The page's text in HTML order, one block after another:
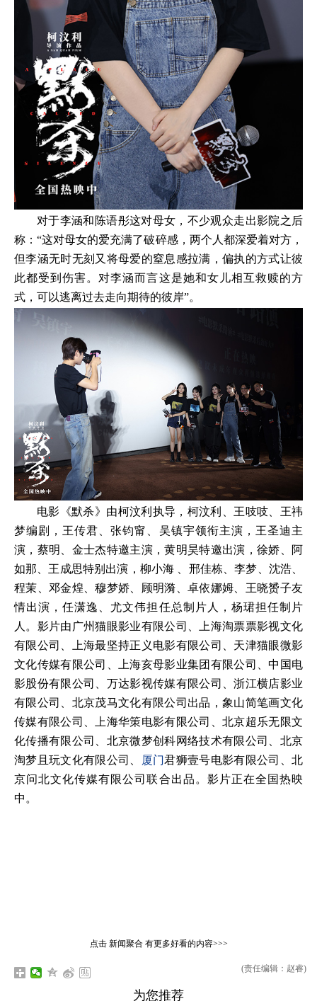
对于李涵和陈语彤这对母女，不少观众走出影院之后
称：“这对母女的爱充满了破碎感，两个人都深爱着对方，
但李涵无时无刻又将母爱的窒息感拉满，偏执的方式让彼
此都受到伤害。对李涵而言这是她和女儿相互救赎的方
式，可以逃离过去走向期待的彼岸”。
电影《默杀》由柯汶利执导，柯汶利、王吱吱、王祎
梦编剧，王传君、张钧甯、吴镇宇领衔主演，王圣迪主
演，蔡明、金士杰特邀主演，黄明昊特邀出演，徐娇、阿
如那、王成思特别出演，柳小海 、邢佳栋、李梦、沈浩、
程茉、邓金煌、穆梦娇、顾明漪、卓依娜姆、王晓赟子友
情出演，任潇逸、尤文伟担任总制片人，杨珺担任制片
人。影片由广州猫眼影业有限公司、上海淘票票影视文化
有限公司、上海最坚持正义电影有限公司、天津猫眼微影
文化传媒有限公司、上海亥母影业集团有限公司、中国电
影股份有限公司、万达影视传媒有限公司、浙江横店影业
有限公司、北京茂马文化有限公司出品，象山简笔画文化
传媒有限公司、上海华策电影有限公司、北京超乐无限文
化传播有限公司、北京微梦创科网络技术有限公司、北京
淘梦且玩文化有限公司、
厦门君狮壹号电影有限公司、北
京问北文化传媒有限公司联合出品。影片正在全国热映
中。
点击 新闻聚合有更多好看的内容>>>
(责任编辑：赵睿)
为您推荐